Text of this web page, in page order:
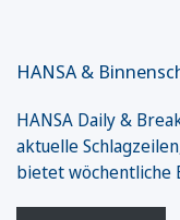
HANSA &
HANSA Daily &
aktuelle
bietet wöchentliche